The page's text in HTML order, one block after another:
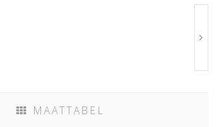
MAATTABEL